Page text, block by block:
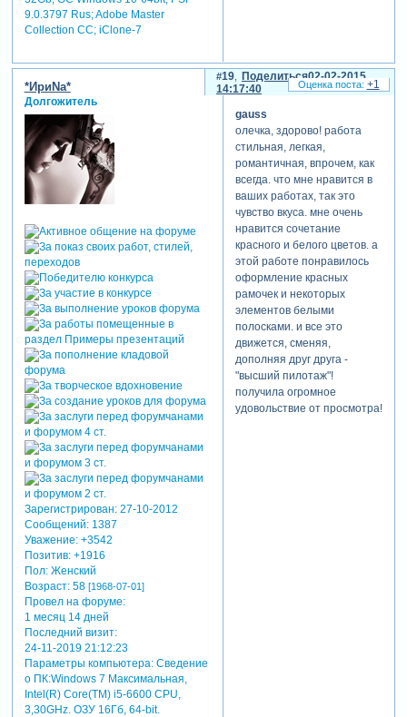
9.0.3797 Rus; Adobe Master
Collection СС; iClone-7
Поделиться
19
02-02-2015
14:17:40
*ИриNа*
Долгожитель
Зарегистрирован: 27-10-2012
Сообщений:1387
Уважение: +3542
Позитив: +1916
Пол:Женский
Возраст:58 [1968-07-01]
Провел на форуме:
1 месяц 14 дней
Последний визит:
24-11-2019 21:12:23
Параметры компьютера:Сведение
о ПК:Windows 7 Максимальная,
Intel(R) Core(TM) i5-6600 CPU,
3,30GHz. ОЗУ 16Гб, 64-bit.
gauss
олечка, здорово! работа
стильная, легкая,
романтичная, впрочем, как
всегда. что мне нравится в
ваших работах, так это
чувство вкуса. мне очень
нравится сочетание
красного и белого цветов. а
этой работе понравилось
оформление красных
рамочек и некоторых
элементов белыми
полосками. и все это
движется, сменяя,
дополняя друг друга -
"высший пилотаж"!
получила огромное
удовольствие от просмотра!
+1